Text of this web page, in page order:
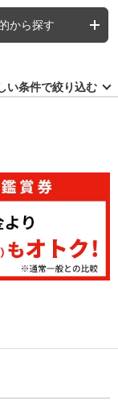
から探す
い条件で絞り込む